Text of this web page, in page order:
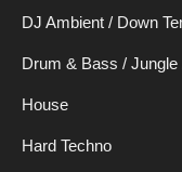
DJ Ambient / Down
Drum & Bass / Jungle
House
Hard Techno